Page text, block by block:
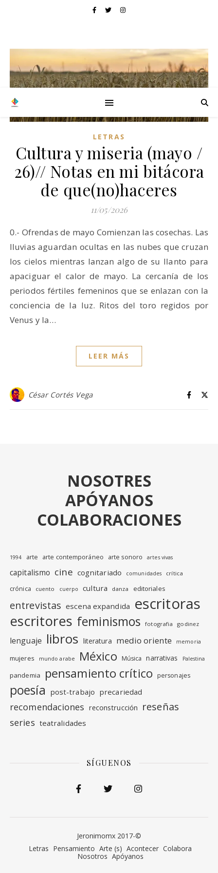
LETRAS
Cultura y miseria (mayo /
26)// Notas en mi bitácora
de que(no)haceres
11/05/2026
0.- Ofrendas de mayo Comienzan las cosechas. Las
lluvias aguardan ocultas en las nubes que cruzan
los cielos mientras lanzan algo de su llanto para
apaciguar el calor de mayo. La cercanía de los
periodos fértiles femeninos que se enlazan con la
conciencia de la luz. Ritos del toro regidos por
Venus y la…
LEER MÁS
César Cortés Vega
NOSOTRES
APÓYANOS
COLABORACIONES
1994 arte arte contemporáneo arte sonoro artes vivas
capitalismo cine cognitariado comunidades crítica
crónica cuento cuerpo cultura danza editoriales
entrevistas escena expandida escritoras
escritores feminismos fotografia godinez
lenguaje libros literatura medio oriente memoria
mujeres mundo arabe México Música narrativas Palestina
pandemia pensamiento crítico personajes
poesía post-trabajo precariedad
recomendaciones reconstrucción reseñas
series teatralidades
SÍGUENOS
Jeronimomx 2017-©
Letras Pensamiento Arte (s) Acontecer Colabora
Nosotros Apóyanos